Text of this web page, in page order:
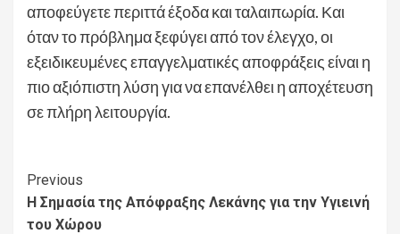
αποφεύγετε περιττά έξοδα και ταλαιπωρία. Και
όταν το πρόβλημα ξεφύγει από τον έλεγχο, οι
εξειδικευμένες επαγγελματικές αποφράξεις είναι η
πιο αξιόπιστη λύση για να επανέλθει η αποχέτευση
σε πλήρη λειτουργία.
Continue
Reading
Previous
Η Σημασία της Απόφραξης Λεκάνης για την Υγιεινή
του Χώρου